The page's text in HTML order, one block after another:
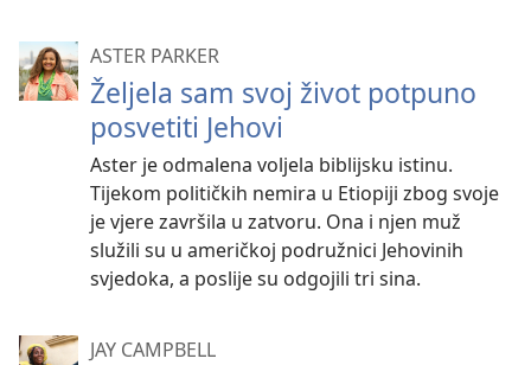
ASTER PARKER
Željela sam svoj život potpuno
posvetiti Jehovi
Aster je odmalena voljela biblijsku istinu.
Tijekom političkih nemira u Etiopiji zbog svoje
je vjere završila u zatvoru. Ona i njen muž
služili su u američkoj podružnici Jehovinih
svjedoka, a poslije su odgojili tri sina.
JAY CAMPBELL